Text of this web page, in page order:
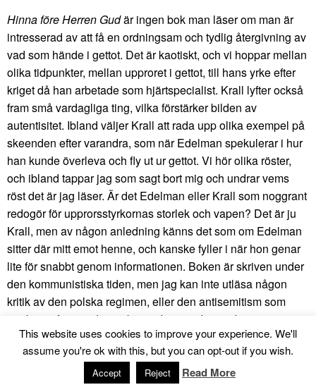
Hinna före Herren Gudär ingen bok man läser om man är
intresserad av att få en ordningsam och tydlig återgivning av
vad som hände i gettot. Det är kaotiskt, och vi hoppar mellan
olika tidpunkter, mellan upproret i gettot, till hans yrke efter
kriget då han arbetade som hjärtspecialist. Krall lyfter också
fram små vardagliga ting, vilka förstärker bilden av
autentisitet. Ibland väljer Krall att rada upp olika exempel på
skeenden efter varandra, som när Edelman spekulerar i hur
han kunde överleva och fly ut ur gettot. Vi hör olika röster,
och ibland tappar jag som sagt bort mig och undrar vems
röst det är jag läser. Är det Edelman eller Krall som noggrant
redogör för upprorsstyrkornas storlek och vapen? Det är ju
Krall, men av någon anledning känns det som om Edelman
sitter där mitt emot henne, och kanske fyller i när hon genar
lite för snabbt genom informationen. Boken är skriven under
den kommunistiska tiden, men jag kan inte utläsa någon
kritik av den polska regimen, eller den antisemitism som
uppkom efter sexdagarskriget. Inte med ett ord nämner
Edelman de trakasserier som han enligt Wikipedia-sidan
ska ha utsatts för. Det hade också varit omöjligt att beskriva,
eftersom boken då sannolikt hade stoppats.
This website uses cookies to improve your experience. We'll
assume you're ok with this, but you can opt-out if you wish.
Accept Reject Read More